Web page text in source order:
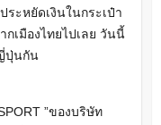
ะหยัดเงินในกระเป๋า
เมืองไทยไปเลย วันนี้
ปุ่นกัน
”ของบริษัท